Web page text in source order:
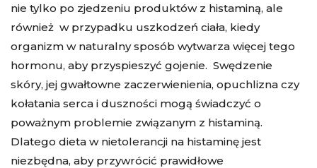
nie tylko po zjedzeniu produktów z histaminą, ale
również w przypadku uszkodzeń ciała, kiedy
organizm w naturalny sposób wytwarza więcej tego
hormonu, aby przyspieszyć gojenie. Swędzenie
skóry, jej gwałtowne zaczerwienienia, opuchlizna czy
kołatania serca i duszności mogą świadczyć o
poważnym problemie związanym z histaminą.
Dlatego dieta w nietolerancji na histaminę jest
niezbędna, aby przywrócić prawidłowe